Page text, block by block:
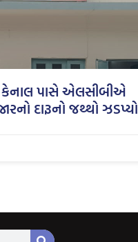
કેનાલ પાસે એલસીબીએ
દારૂનો જથ્થો ઝડપ્યો